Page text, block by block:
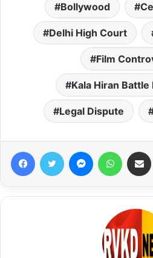
Bollywood
Delhi High Court
Film
Kala Hiran Battle
Legal Dispute
FacebookTwitter Messenger